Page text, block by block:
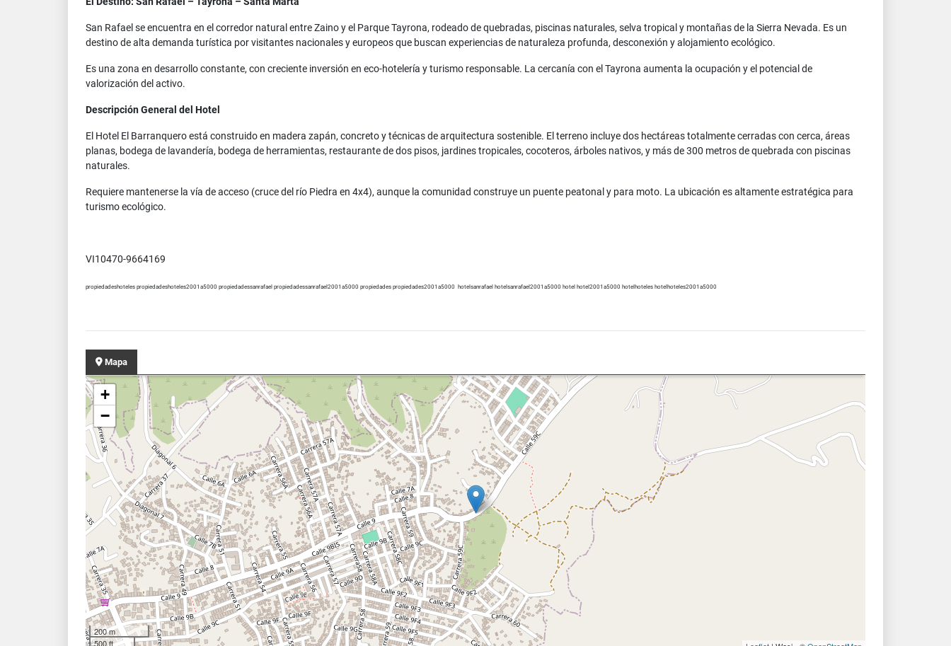
San Rafael se encuentra en el corredor natural entre Zaino y el Parque Tayrona, rodeado de quebradas, piscinas naturales, selva tropical y montañas de la Sierra Nevada. Es un
destino de alta demanda turística por visitantes nacionales y europeos que buscan experiencias de naturaleza profunda, desconexión y alojamiento ecológico.
Es una zona en desarrollo constante, con creciente inversión en eco-hotelería y turismo responsable. La cercanía con el Tayrona aumenta la ocupación y el potencial de
valorización del activo.
Descripción General del Hotel
El Hotel El Barranquero está construido en madera zapán, concreto y técnicas de arquitectura sostenible. El terreno incluye dos hectáreas totalmente cerradas con cerca, áreas
planas, bodega de lavandería, bodega de herramientas, restaurante de dos pisos, jardines tropicales, cocoteros, árboles nativos, y más de 300 metros de quebrada con piscinas
naturales.
Requiere mantenerse la vía de acceso (cruce del río Piedra en 4x4), aunque la comunidad construye un puente peatonal y para moto. La ubicación es altamente estratégica para
turismo ecológico.
VI10470-9664169
propiedadeshoteles propiedadeshoteles2001a5000 propiedadessanrafael propiedadessanrafael2001a5000 propiedades propiedades2001a5000 hotelsanrafael hotelsanrafael2001a5000 hotel hotel2001a5000 hotelhoteles hotelhoteles2001a5000
Mapa
+
−
200 m
500 ft